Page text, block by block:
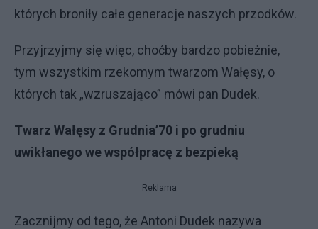
których broniły całe generacje naszych przodków.
Przyjrzyjmy się więc, choćby bardzo pobieżnie,
tym wszystkim rzekomym twarzom Wałęsy, o
których tak „wzruszająco” mówi pan Dudek.
Twarz Wałęsy z Grudnia’70 i po grudniu
uwikłanego we współpracę z bezpieką
Reklama
Zacznijmy od tego, że Antoni Dudek nazywa